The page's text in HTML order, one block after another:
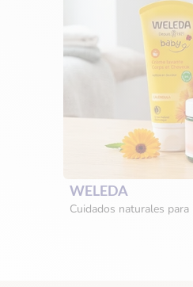
WELEDA
Cuidados naturales para